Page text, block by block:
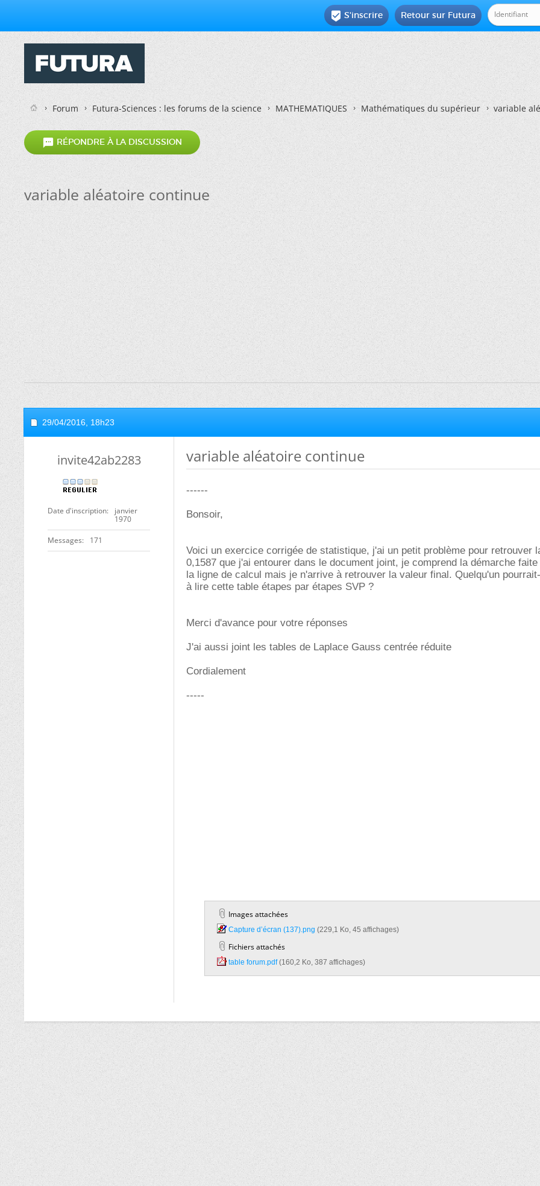
Retour sur Futura
 S'inscrire
Forum Futura-Sciences : les forums de la science MATHEMATIQUES Mathématiques du supérieur variable
 RÉPONDRE À LA DISCUSSION
variable aléatoire continue
29/04/2016, 18h23
invite42ab2283
Date d'inscription
janvier
1970
Messages 171
variable aléatoire continue
------
Bonsoir,
Voici un exercice corrigée de statistique, j'ai un petit problème pour retrouver
0,1587 que j'ai entourer dans le document joint, je comprend la démarche
la ligne de calcul mais je n'arrive à retrouver la valeur final. Quelqu'un
à lire cette table étapes par étapes SVP ?
Merci d'avance pour votre réponses
J'ai aussi joint les tables de Laplace Gauss centrée réduite
Cordialement
-----
Images attachées
Capture d’écran (137).png‎ (229,1 Ko, 45 affichages)
Fichiers attachés
table forum.pdf‎ (160,2 Ko, 387 affichages)